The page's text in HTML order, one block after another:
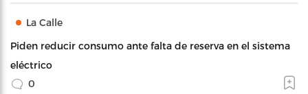
La Calle
Piden reducir consumo ante falta de reserva en el sistema
eléctrico
0